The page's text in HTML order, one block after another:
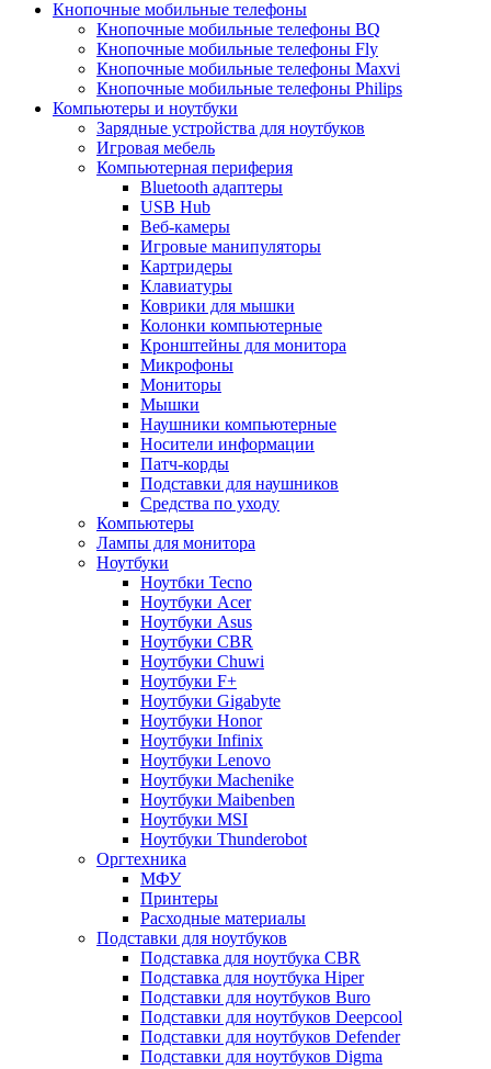
Кнопочные мобильные телефоны
Кнопочные мобильные телефоны BQ
Кнопочные мобильные телефоны Fly
Кнопочные мобильные телефоны Maxvi
Кнопочные мобильные телефоны Philips
Компьютеры и ноутбуки
Зарядные устройства для ноутбуков
Игровая мебель
Компьютерная периферия
Bluetooth адаптеры
USB Hub
Веб-камеры
Игровые манипуляторы
Картридеры
Клавиатуры
Коврики для мышки
Колонки компьютерные
Кронштейны для монитора
Микрофоны
Мониторы
Мышки
Наушники компьютерные
Носители информации
Патч-корды
Подставки для наушников
Средства по уходу
Компьютеры
Лампы для монитора
Ноутбуки
Ноутбки Tecno
Ноутбуки Acer
Ноутбуки Asus
Ноутбуки CBR
Ноутбуки Chuwi
Ноутбуки F+
Ноутбуки Gigabyte
Ноутбуки Honor
Ноутбуки Infinix
Ноутбуки Lenovo
Ноутбуки Machenike
Ноутбуки Maibenben
Ноутбуки MSI
Ноутбуки Thunderobot
Оргтехника
МФУ
Принтеры
Расходные материалы
Подставки для ноутбуков
Подставка для ноутбука CBR
Подставка для ноутбука Hiper
Подставки для ноутбуков Buro
Подставки для ноутбуков Deepcool
Подставки для ноутбуков Defender
Подставки для ноутбуков Digma